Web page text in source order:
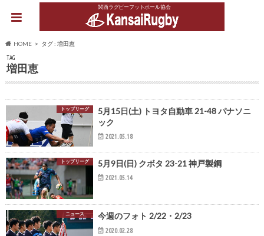
関西ラグビーフットボール協会
HOME タグ : 増田恵
TAG
増田恵
トップリーグ
5月15日(土) トヨタ自動車 21-48 パナソニ
ック
2021.05.18
トップリーグ 5月9日(日) クボタ 23-21 神戸製鋼
2021.05.14
ニュース 今週のフォト 2/22・2/23
2020.02.28